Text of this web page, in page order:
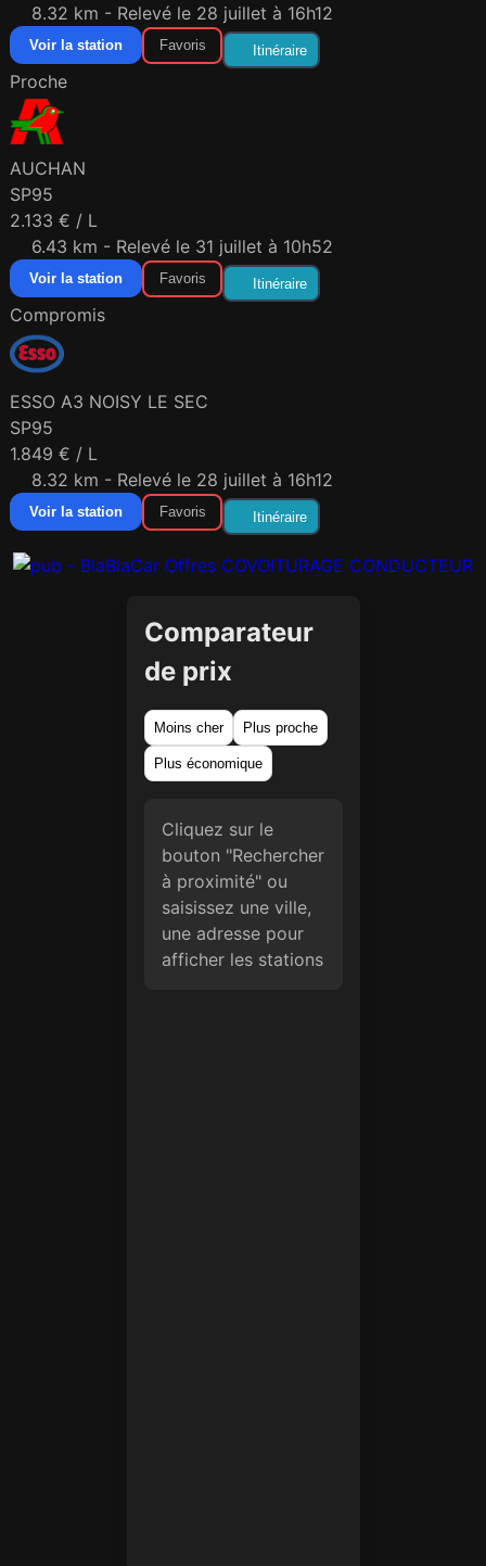
8.32 km - Relevé le 28 juillet à 16h12
Voir la station Favoris Itinéraire
Proche
AUCHAN
SP95
2.133 € / L
6.43 km - Relevé le 31 juillet à 10h52
Voir la station Favoris Itinéraire
Compromis
ESSO A3 NOISY LE SEC
SP95
1.849 € / L
8.32 km - Relevé le 28 juillet à 16h12
Voir la station Favoris Itinéraire
Comparateur
de prix
Moins cher Plus proche
Plus économique
Cliquez sur le
bouton "Rechercher
à proximité" ou
saisissez une ville,
une adresse pour
afficher les stations